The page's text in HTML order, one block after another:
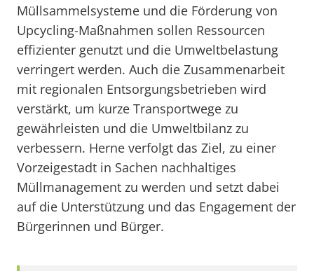
Müllsammelsysteme und die Förderung von
Upcycling-Maßnahmen sollen Ressourcen
effizienter genutzt und die Umweltbelastung
verringert werden. Auch die Zusammenarbeit
mit regionalen Entsorgungsbetrieben wird
verstärkt, um kurze Transportwege zu
gewährleisten und die Umweltbilanz zu
verbessern. Herne verfolgt das Ziel, zu einer
Vorzeigestadt in Sachen nachhaltiges
Müllmanagement zu werden und setzt dabei
auf die Unterstützung und das Engagement der
Bürgerinnen und Bürger.